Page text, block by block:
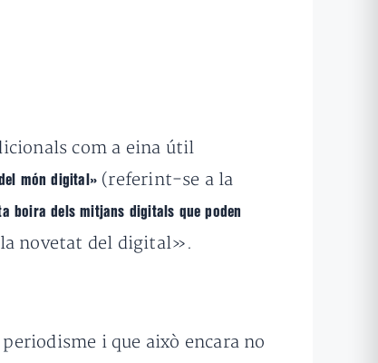
com a eina útil
món digital» (referint-se a la
boira dels mitjans digitals que poden
novetat del digital».
i que això encara no